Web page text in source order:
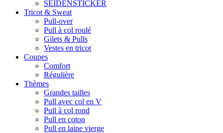
SEIDENSTICKER
Tricot & Sweat
Pull-over
Pull à col roulé
Gilets & Pulls
Vestes en tricot
Coupes
Comfort
Régulière
Thèmes
Grandes tailles
Pull avec col en V
Pull à col rond
Pull en coton
Pull en laine vierge